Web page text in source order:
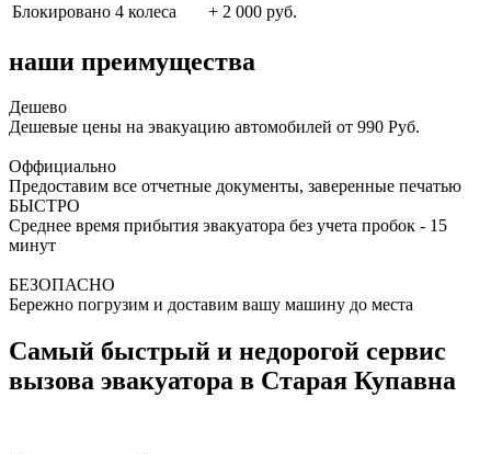
Блокировано 4 колеса
+ 2 000 руб.
наши преимущества
Дешево
Дешевые цены на эвакуацию автомобилей от 990 Руб.
Оффициально
Предоставим все отчетные документы, заверенные печатью
БЫСТРО
Среднее время прибытия эвакуатора без учета пробок - 15
минут
БЕЗОПАСНО
Бережно погрузим и доставим вашу машину до места
Самый быстрый и недорогой сервис
вызова эвакуатора в Старая Купавна